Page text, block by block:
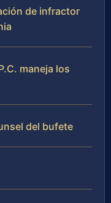
de infractor
maneja los
del bufete